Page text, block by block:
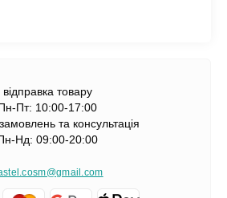
відправка товару
Пт: 10:00-17:00
та консультація
Нд: 09:00-20:00